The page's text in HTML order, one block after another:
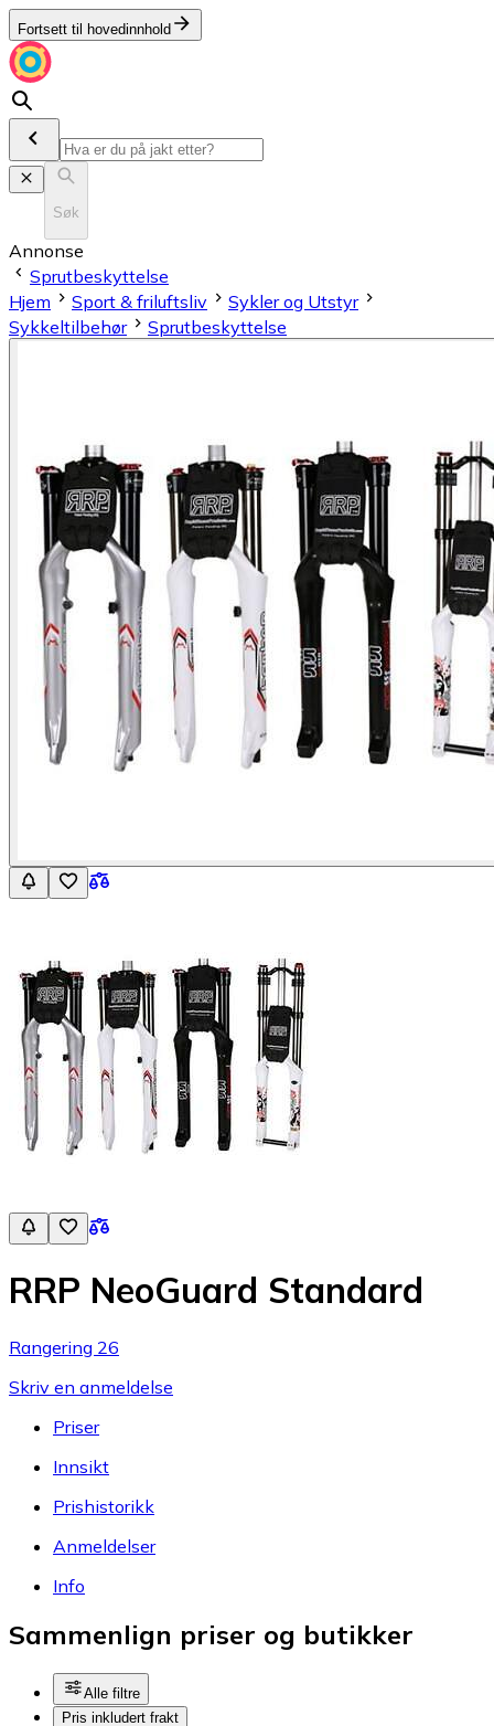
Fortsett til hovedinnhold
Søk
Annonse
Sprutbeskyttelse
Hjem
Sport & friluftsliv
Sykler og Utstyr
Sykkeltilbehør
Sprutbeskyttelse
RRP NeoGuard Standard
Rangering 26
Skriv en anmeldelse
Priser
Innsikt
Prishistorikk
Anmeldelser
Info
Sammenlign priser og butikker
Alle filtre
Pris inkludert frakt